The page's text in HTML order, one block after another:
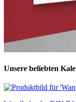
Unsere beliebten